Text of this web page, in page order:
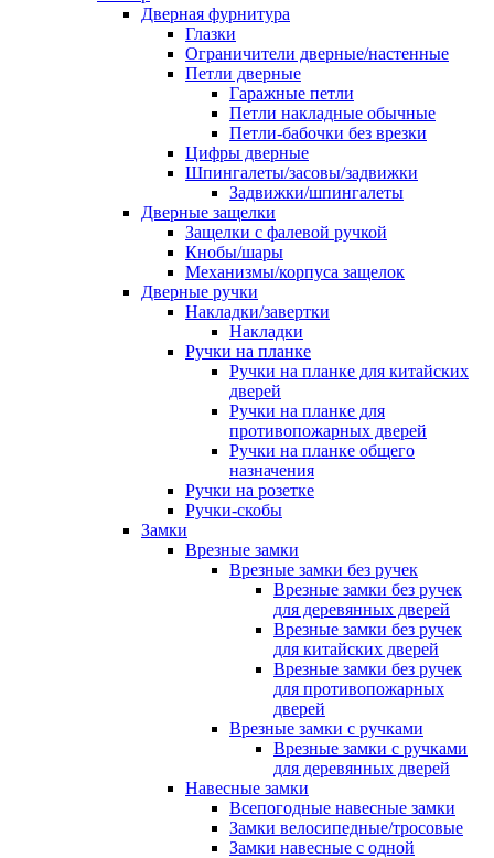
Дверная фурнитура
Глазки
Ограничители дверные/настенные
Петли дверные
Гаражные петли
Петли накладные обычные
Петли-бабочки без врезки
Цифры дверные
Шпингалеты/засовы/задвижки
Задвижки/шпингалеты
Дверные защелки
Защелки с фалевой ручкой
Кнобы/шары
Механизмы/корпуса защелок
Дверные ручки
Накладки/завертки
Накладки
Ручки на планке
Ручки на планке для китайских
дверей
Ручки на планке для
противопожарных дверей
Ручки на планке общего
назначения
Ручки на розетке
Ручки-скобы
Замки
Врезные замки
Врезные замки без ручек
Врезные замки без ручек
для деревянных дверей
Врезные замки без ручек
для китайских дверей
Врезные замки без ручек
для противопожарных
дверей
Врезные замки с ручками
Врезные замки с ручками
для деревянных дверей
Навесные замки
Всепогодные навесные замки
Замки велосипедные/тросовые
Замки навесные с одной